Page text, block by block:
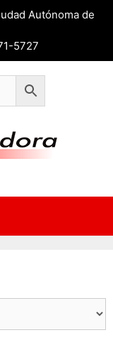
Autónoma de
5727